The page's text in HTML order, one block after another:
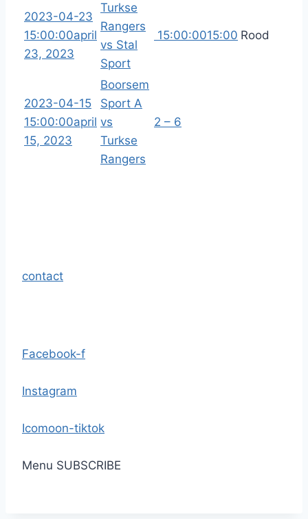
2023-04-23
15:00:00april
23, 2023
Turkse
Rangers
vs Stal
Sport
15:00:0015:00 Rood
2023-04-15
15:00:00april
15, 2023
Boorsem
Sport A
vs
Turkse
Rangers
2 – 6
contact
Facebook-f
Instagram
Icomoon-tiktok
Menu SUBSCRIBE